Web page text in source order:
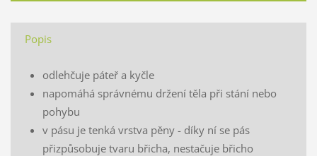
Popis
odlehčuje páteř a kyčle
napomáhá správnému držení těla při stání nebo
pohybu
v pásu je tenká vrstva pěny - díky ní se pás
přizpůsobuje tvaru břicha, nestačuje břicho